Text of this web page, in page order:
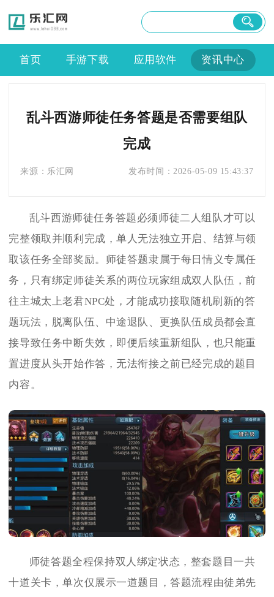
首页 手游下载 应用软件 资讯中心
乱斗西游师徒任务答题是否需要组队
完成
来源： 乐汇网 发布时间： 2026-05-09 15:43:37
乱斗西游师徒任务答题必须师徒二人组队才可以
完整领取并顺利完成，单人无法独立开启、结算与领
取该任务全部奖励。师徒答题隶属于每日情义专属任
务，只有绑定师徒关系的两位玩家组成双人队伍，前
往主城太上老君NPC处，才能成功接取随机刷新的答
题玩法，脱离队伍、中途退队、更换队伍成员都会直
接导致任务中断失效，即便后续重新组队，也只能重
置进度从头开始作答，无法衔接之前已经完成的题目
内容。
师徒答题全程保持双人绑定状态，整套题目一共
十道关卡，单次仅展示一道题目，答题流程由徒弟先